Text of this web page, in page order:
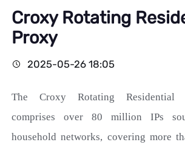
Croxy Rotating
Proxy
2025-05-26 18:05
The Croxy Rotating
comprises over 80 million IPs
household networks, covering more